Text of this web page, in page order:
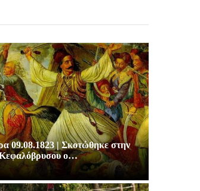
09.08.1823 | Σκοτώθηκε στην
ο…